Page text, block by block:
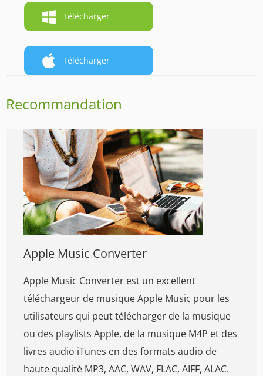
Télécharger
Télécharger
Recommandation
Apple Music Converter
Apple Music Converter est un excellent
téléchargeur de musique Apple Music pour les
utilisateurs qui peut télécharger de la musique
ou des playlists Apple, de la musique M4P et des
livres audio iTunes en des formats audio de
haute qualité MP3, AAC, WAV, FLAC, AIFF, ALAC.